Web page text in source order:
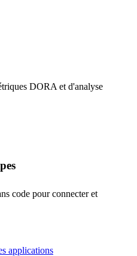
DORA et d'analyse
code pour connecter et
applications